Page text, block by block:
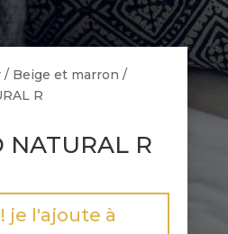
/ Beige et marron /
R
NATURAL R
je l'ajoute à